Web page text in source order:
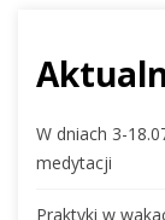
W dniach 3-
medytacji
Praktyki w